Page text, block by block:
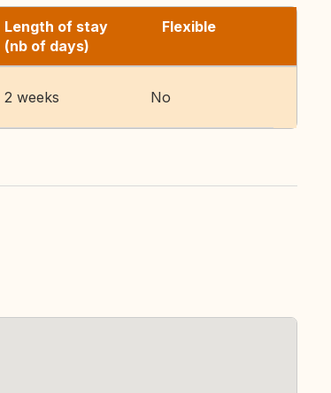
Length of stay
(nb of days)
Flexible
2 weeks No